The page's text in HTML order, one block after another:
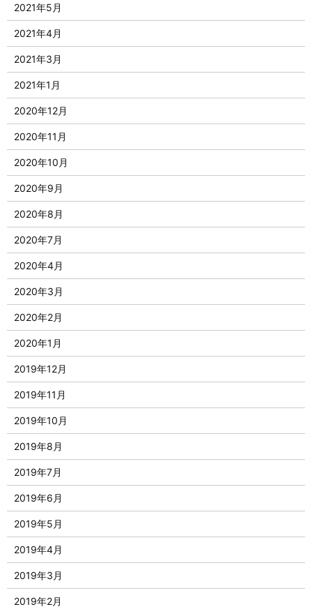
2021年5月
2021年4月
2021年3月
2021年1月
2020年12月
2020年11月
2020年10月
2020年9月
2020年8月
2020年7月
2020年4月
2020年3月
2020年2月
2020年1月
2019年12月
2019年11月
2019年10月
2019年8月
2019年7月
2019年6月
2019年5月
2019年4月
2019年3月
2019年2月